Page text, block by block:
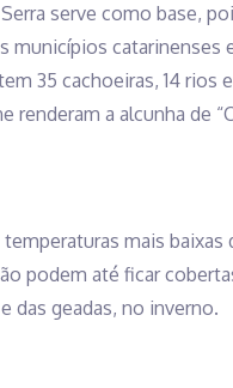
serve como base,
municípios catarinenses
35 cachoeiras, 14 rios
renderam a alcunha de
mais baixas
podem até ficar
das geadas, no inverno.